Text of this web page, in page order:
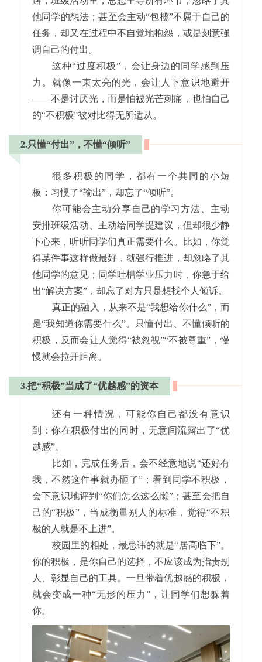
他同学的想法；甚至会主动“包揽”不属于自己的
任务，却又在过程中不自觉地抱怨，或是刻意强
调自己的付出。
这种“过度积极”，会让身边的同学感到压
力。就像一束太亮的光，会让人下意识地避开
——不是讨厌光，而是怕被光芒刺痛，也怕自己
的“不积极”被对比得无所适从。
2.只懂“付出”，不懂“倾听”
很多积极的同学，都有一个共同的小短
板：习惯了“输出”，却忘了“倾听”。
你可能会主动分享自己的学习方法、主动
安排班级活动、主动给同学提建议，但却很少静
下心来，听听同学们真正需要什么。比如，你觉
得某件事这样做最好，就强行推进，却忽略了其
他同学的意见；同学吐槽学业压力时，你急于给
出“解决方案”，却忘了对方只是想找个人倾诉。
真正的融入，从来不是“我想给你什么”，而
是“我知道你需要什么”。只懂付出、不懂倾听的
积极，反而会让人觉得“被忽视”“不被尊重”，慢
慢就会拉开距离。
3.把“积极”当成了“优越感”的资本
还有一种情况，可能你自己都没有意识
到：你在积极付出的同时，无意间流露出了“优
越感”。
比如，完成任务后，会不经意地说“还好有
我，不然这件事就办砸了”；看到同学不积极，
会下意识地评判“你们怎么这么懒”；甚至会把自
己的“积极”，当成衡量别人的标准，觉得“不积
极的人就是不上进”。
校园里的相处，最忌讳的就是“居高临下”。
你的积极，是你自己的选择，不应该成为指责别
人、彰显自己的工具。一旦带着优越感的积极，
就会变成一种“无形的压力”，让同学们想躲着
你。